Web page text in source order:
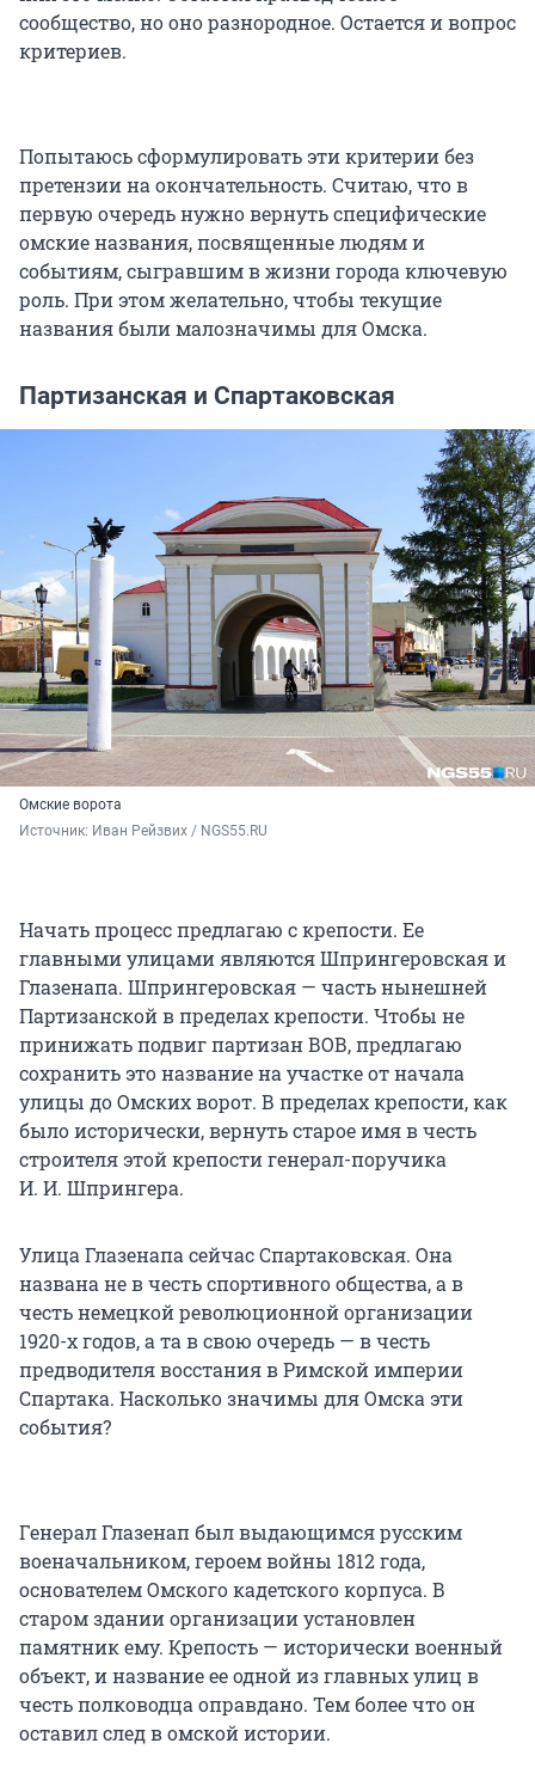
сообщество, но оно разнородное. Остается и вопрос
критериев.
Попытаюсь сформулировать эти критерии без
претензии на окончательность. Считаю, что в
первую очередь нужно вернуть специфические
омские названия, посвященные людям и
событиям, сыгравшим в жизни города ключевую
роль. При этом желательно, чтобы текущие
названия были малозначимы для Омска.
Партизанская и Спартаковская
Омские ворота
Источник: Иван Рейзвих / NGS55.RU
Начать процесс предлагаю с крепости. Ее
главными улицами являются Шпрингеровская и
Глазенапа. Шпрингеровская — часть нынешней
Партизанской в пределах крепости. Чтобы не
принижать подвиг партизан ВОВ, предлагаю
сохранить это название на участке от начала
улицы до Омских ворот. В пределах крепости, как
было исторически, вернуть старое имя в честь
строителя этой крепости генерал-поручика
И. И. Шпрингера.
Улица Глазенапа сейчас Спартаковская. Она
названа не в честь спортивного общества, а в
честь немецкой революционной организации
1920-х годов, а та в свою очередь — в честь
предводителя восстания в Римской империи
Спартака. Насколько значимы для Омска эти
события?
Генерал Глазенап был выдающимся русским
военачальником, героем войны 1812 года,
основателем Омского кадетского корпуса. В
старом здании организации установлен
памятник ему. Крепость — исторически военный
объект, и название ее одной из главных улиц в
честь полководца оправдано. Тем более что он
оставил след в омской истории.